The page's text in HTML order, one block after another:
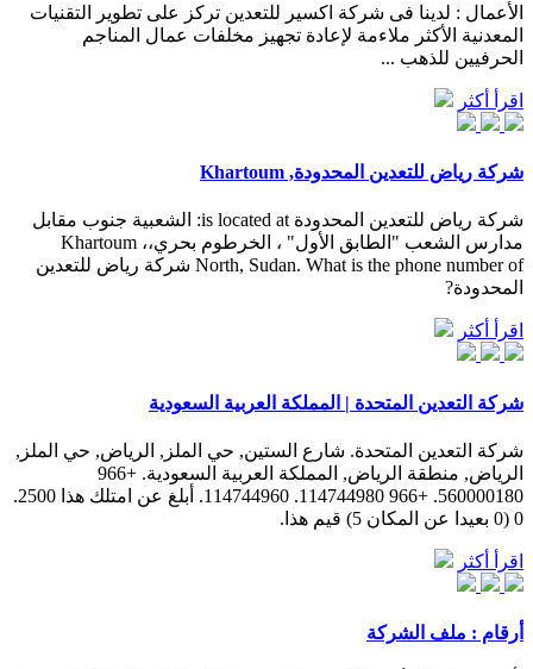
الأعمال : لدينا فى شركة اكسير للتعدين تركز على تطوير التقنيات
المعدنية الأكثر ملاءمة لإعادة تجهيز مخلفات عمال المناجم
الحرفيين للذهب ...
اقرأ أكثر
شركة رياض للتعدين المحدودة, Khartoum
شركة رياض للتعدين المحدودة is located at: الشعبية جنوب مقابل
مدارس الشعب "الطابق الأول" ، الخرطوم بحري،، Khartoum
North, Sudan. What is the phone number of شركة رياض للتعدين
المحدودة?
اقرأ أكثر
شركة التعدين المتحدة | المملكة العربية السعودية
شركة التعدين المتحدة. شارع الستين, حي الملز, الرياض, حي الملز,
الرياض, منطقة الرياض, المملكة العربية السعودية. +966
560000180. +966 114744980. 114744960. أبلغ عن امتلك هذا 2500.
0 (0 بعيدا عن المكان 5) قيم هذا.
اقرأ أكثر
أرقام : ملف الشركة